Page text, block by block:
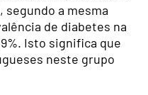
segundo a mesma
de diabetes na
Isto significa que
neste grupo